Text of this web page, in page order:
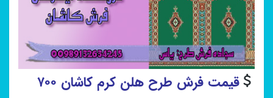
قیمت فرش طرح هلن کرم کاشان ۷۰۰